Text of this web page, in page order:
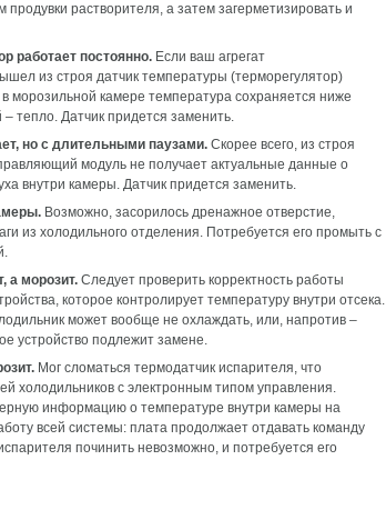
растворителя, а затем загерметизировать и
работает постоянно. Если ваш агрегат
из строя датчик температуры (терморегулятор)
морозильной камере температура сохраняется ниже
тепло. Датчик придется заменить.
но с длительными паузами. Скорее всего, из строя
модуль не получает актуальные данные о
внутри камеры. Датчик придется заменить.
Возможно, засорилось дренажное отверстие,
из холодильного отделения. Потребуется его промыть с
а морозит. Следует проверить корректность работы
которое контролирует температуру внутри отсека.
может вообще не охлаждать, или, напротив –
устройство подлежит замене.
Мог сломаться термодатчик испарителя, что
холодильников с электронным типом управления.
информацию о температуре внутри камеры на
всей системы: плата продолжает отдавать команду
починить невозможно, и потребуется его